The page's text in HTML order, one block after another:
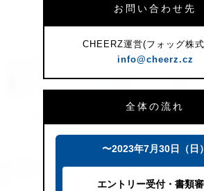
お問い合わせ先
CHEERZ運営(フォッグ株
info@cheerz.cz
全体の流れ
〜2023年7月30日（日）
エントリー受付・書類